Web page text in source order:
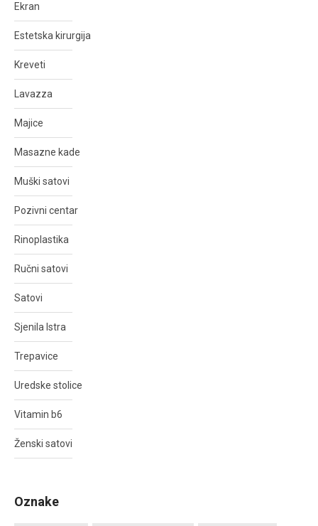
Ekran
Estetska kirurgija
Kreveti
Lavazza
Majice
Masazne kade
Muški satovi
Pozivni centar
Rinoplastika
Ručni satovi
Satovi
Sjenila Istra
Trepavice
Uredske stolice
Vitamin b6
Ženski satovi
Oznake